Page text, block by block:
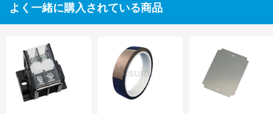
よく一緒に購入されている商品